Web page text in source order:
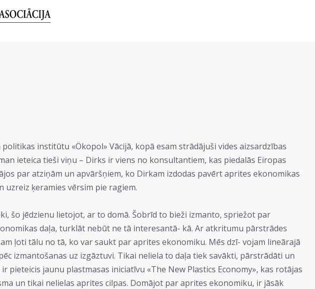
institūtu «Ökopol» Vācijā, kopā esam strādājuši vides aizsardzības
ieteica tieši viņu – Dirks ir viens no konsultantiem, kas piedalās Eiropas
par atziņām un apvāršņiem, ko Dirkam izdodas pavērt aprites ekonomikas
ķeramies vērsim pie ragiem.
šo jēdzienu lietojot, ar to domā. Šobrīd to bieži izmanto, spriežot par
daļa, turklāt nebūt ne tā interesantā- kā. Ar atkritumu pārstrādes
ļoti tālu no tā, ko var saukt par aprites ekonomiku. Mēs dzī- vojam lineārajā
izmantošanas uz izgāztuvi. Tikai neliela to daļa tiek savākti, pārstrādāti un
jaunu plastmasas iniciatīvu «The New Plastics Economy», kas rotājas
un tikai nelielas aprites cilpas. Domājot par aprites ekonomiku, ir jāsāk